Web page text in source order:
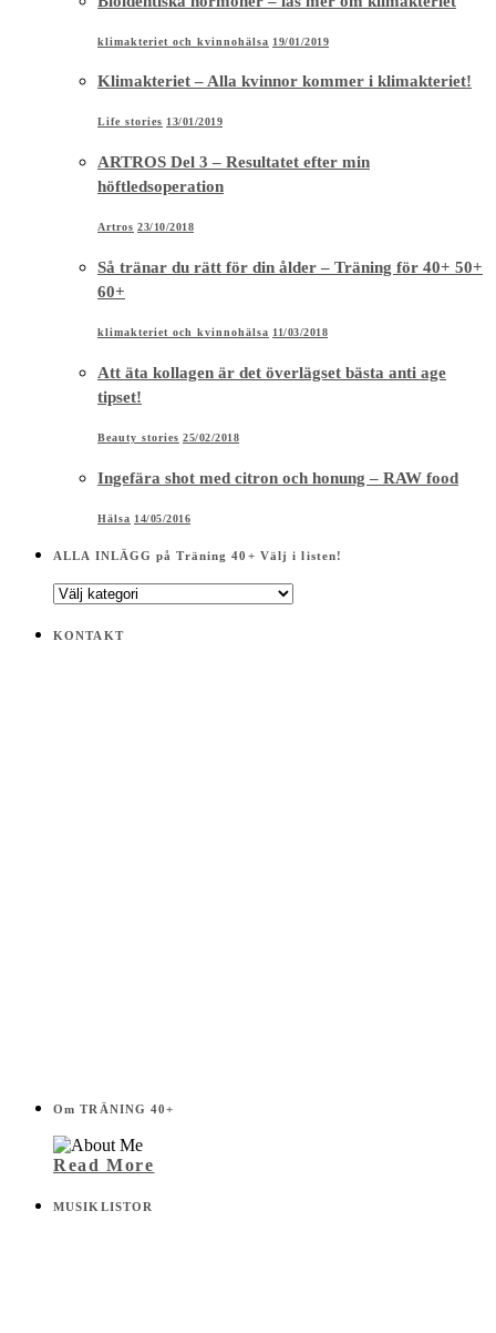
klimakteriet och kvinnohälsa 19/01/2019
Klimakteriet – Alla kvinnor kommer i klimakteriet!
Life stories 13/01/2019
ARTROS Del 3 – Resultatet efter min
höftledsoperation
Artros 23/10/2018
Så tränar du rätt för din ålder – Träning för 40+ 50+
60+
klimakteriet och kvinnohälsa 11/03/2018
Att äta kollagen är det överlägset bästa anti age
tipset!
Beauty stories 25/02/2018
Ingefära shot med citron och honung – RAW food
Hälsa 14/05/2016
ALLA INLÄGG på Träning 40+ Välj i listen!
ALLA
på
KONTAKT
Om TRÄNING 40+
Read More
MUSIKLISTOR